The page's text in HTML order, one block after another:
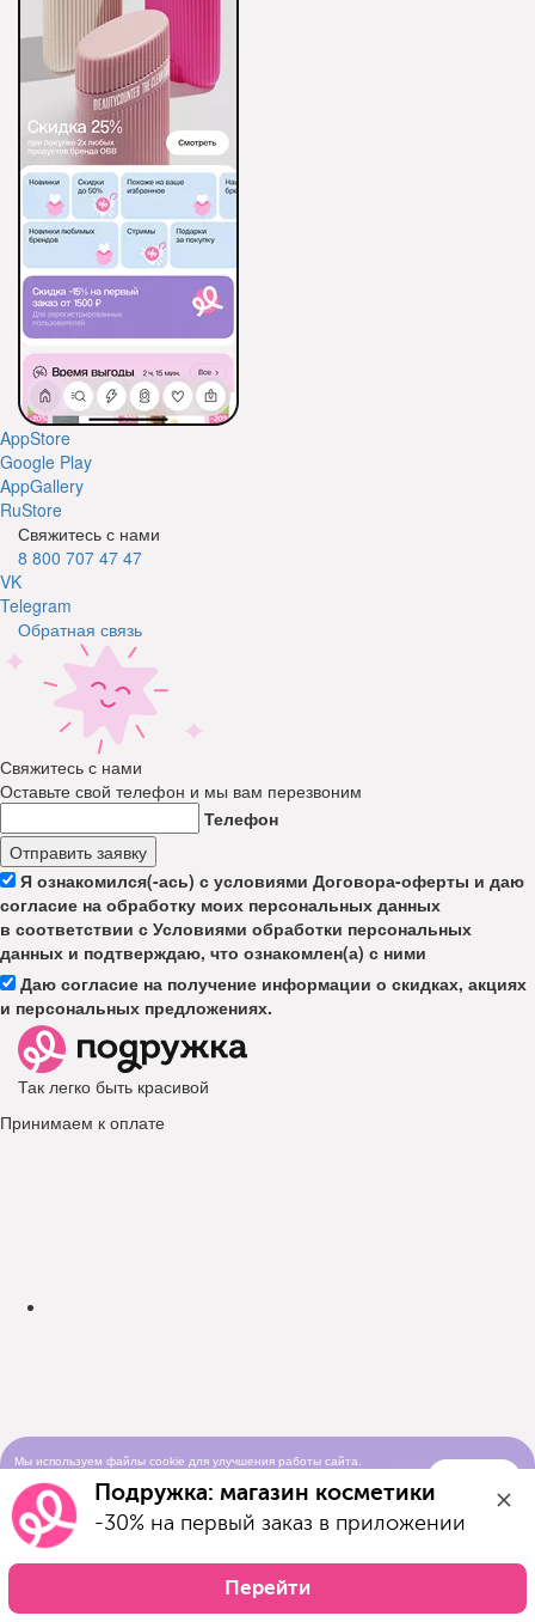
AppStore
Google Play
AppGallery
RuStore
Свяжитесь с нами
8 800 707 47 47
VK
Telegram
Обратная связь
Свяжитесь с нами
Оставьте свой телефон и мы вам перезвоним
Телефон
Отправить заявку
Я ознакомился(-ась) с условиями Договора-оферты и даю
согласие на обработку моих персональных данных
в соответствии с Условиями обработки персональных
данных и подтверждаю, что ознакомлен(а) с ними
Даю согласие на получение информации о скидках, акциях
и персональных предложениях.
Так легко быть красивой
Принимаем к оплате
Мы используем файлы cookie для улучшения работы сайта.
использования cookie-файловПодружка: магазин косметики
-30% на первый заказ в приложении
Перейти